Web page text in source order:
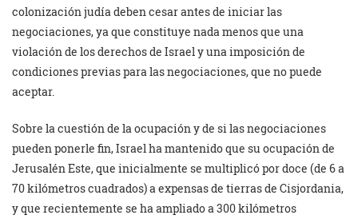
colonización judía deben cesar antes de iniciar las
negociaciones, ya que constituye nada menos que una
violación de los derechos de Israel y una imposición de
condiciones previas para las negociaciones, que no puede
aceptar.
Sobre la cuestión de la ocupación y de si las negociaciones
pueden ponerle fin, Israel ha mantenido que su ocupación de
Jerusalén Este, que inicialmente se multiplicó por doce (de 6 a
70 kilómetros cuadrados) a expensas de tierras de Cisjordania,
y que recientemente se ha ampliado a 300 kilómetros